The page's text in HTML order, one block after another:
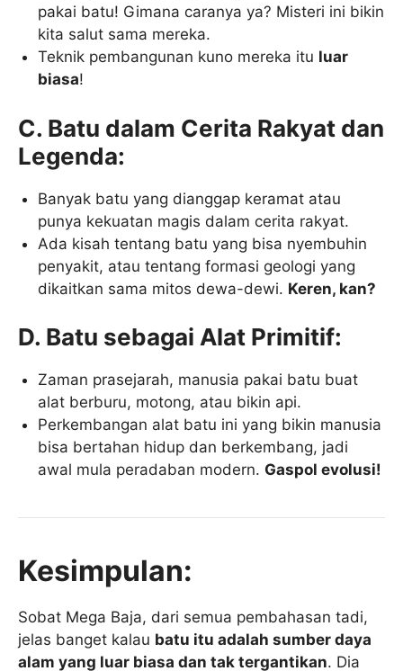
pakai batu! Gimana caranya ya? Misteri ini bikin
kita salut sama mereka.
Teknik pembangunan kuno mereka itu luar
biasa!
C. Batu dalam Cerita Rakyat dan
Legenda:
Banyak batu yang dianggap keramat atau
punya kekuatan magis dalam cerita rakyat.
Ada kisah tentang batu yang bisa nyembuhin
penyakit, atau tentang formasi geologi yang
dikaitkan sama mitos dewa-dewi. Keren, kan?
D. Batu sebagai Alat Primitif:
Zaman prasejarah, manusia pakai batu buat
alat berburu, motong, atau bikin api.
Perkembangan alat batu ini yang bikin manusia
bisa bertahan hidup dan berkembang, jadi
awal mula peradaban modern. Gaspol evolusi!
Kesimpulan:
Sobat Mega Baja, dari semua pembahasan tadi,
jelas banget kalau batu itu adalah sumber daya
alam yang luar biasa dan tak tergantikan. Dia